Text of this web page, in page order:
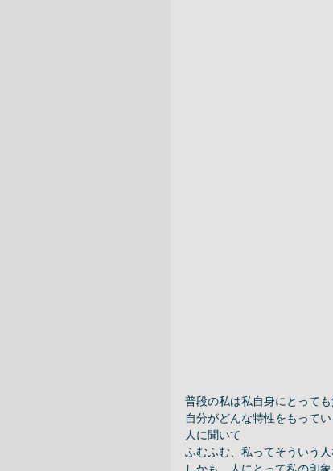
普段の私は私自身にとって
自分がどんな特性をもって
人に聞いて
ふむふむ、私ってそういう